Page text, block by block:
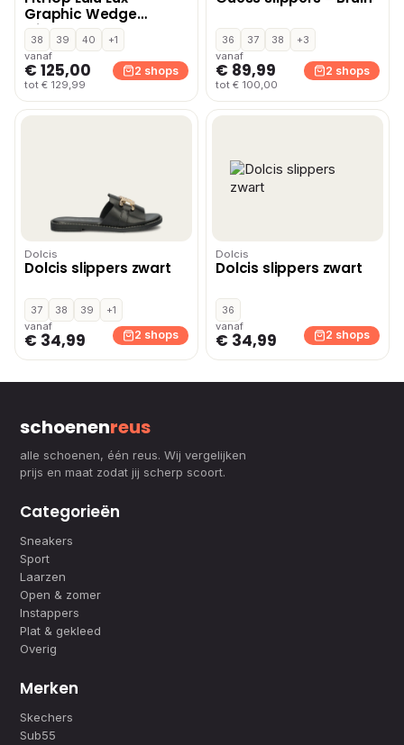
Graphic Wedge
slippers – Zwart
38 39 40
+1
vanaf
€ 125,00
tot € 129,99
2 shops
36 37 38
+3
vanaf
€ 89,99
tot € 100,00
2 shops
Dolcis
Dolcis slippers zwart
37 38 39
+1
vanaf
€ 34,99 2 shops
Dolcis
Dolcis slippers zwart
36
vanaf
€ 34,99 2 shops
schoenenreus
alle schoenen, één reus. Wij vergelijken
prijs en maat zodat jij scherp scoort.
Categorieën
Sneakers
Sport
Laarzen
Open & zomer
Instappers
Plat & gekleed
Overig
Merken
Skechers
Sub55